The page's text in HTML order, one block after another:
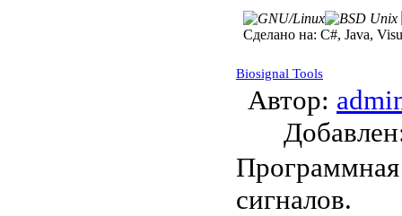
Сделано на: C#, Java,
Biosignal Tools
Автор:
сигналов.